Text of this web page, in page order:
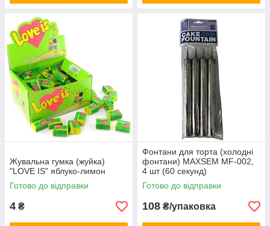
Жувальна гумка (жуйка)
"LOVE IS" яблуко-лимон
Готово до відправки
4 ₴
Фонтани для торта (холодні
фонтани) MAXSEM MF-002,
4 шт (60 секунд)
Готово до відправки
108 ₴/упаковка